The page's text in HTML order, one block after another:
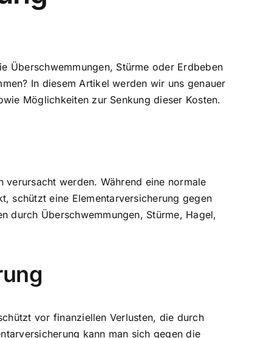
Überschwemmungen, Stürme oder Erdbeben
In diesem Artikel werden wir uns genauer
Möglichkeiten zur Senkung dieser Kosten.
werden. Während eine normale
schützt eine Elementarversicherung gegen
durch Überschwemmungen, Stürme, Hagel,
vor finanziellen Verlusten, die durch
kann man sich gegen die